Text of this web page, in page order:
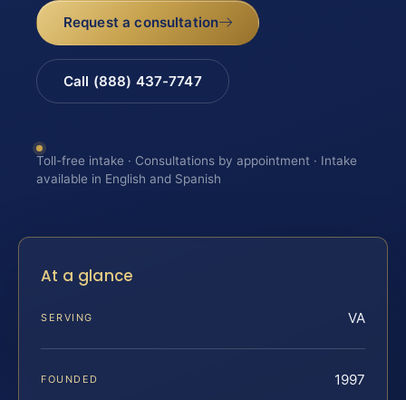
Request a consultation
Call (888) 437-7747
Toll-free intake · Consultations by appointment · Intake
available in English and Spanish
At a glance
SERVING VA
FOUNDED 1997